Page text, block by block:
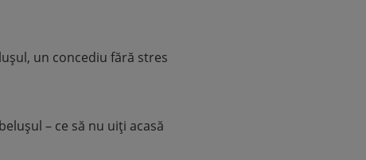
un concediu fără stres
– ce să nu uiți acasă